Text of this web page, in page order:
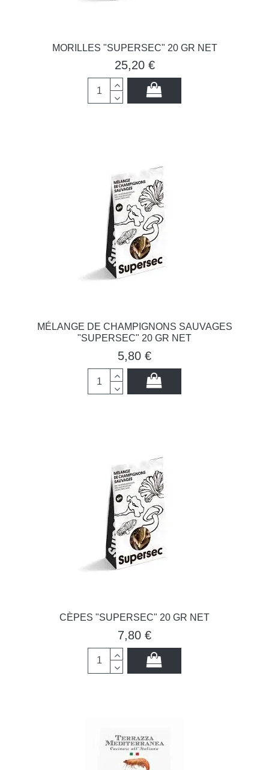
MORILLES "SUPERSEC" 20 GR NET
25,20 €
MÉLANGE DE CHAMPIGNONS SAUVAGES
"SUPERSEC" 20 GR NET
5,80 €
CÈPES "SUPERSEC" 20 GR NET
7,80 €